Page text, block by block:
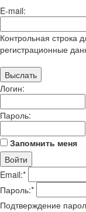
E-mail:
Контрольная строка
регистрационные
Логин:
Пароль:
Запомнить меня
Email:*
Пароль:*
Подтверждение